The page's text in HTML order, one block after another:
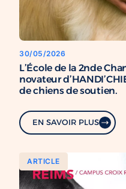
30/05/2026
L’École de la 2nde
novateur
de chiens de soutien.
EN SAVOIR PLUS
ARTICLE